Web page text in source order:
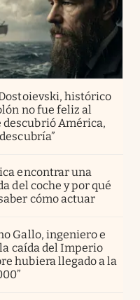
histórico
no fue feliz al
descubrió América,
encontrar una
del coche y por qué
cómo actuar
Gallo, ingeniero e
caída del Imperio
hubiera llegado a la